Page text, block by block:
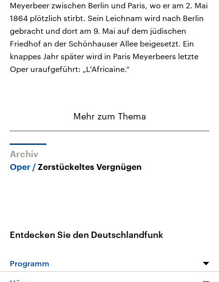
Meyerbeer zwischen Berlin und Paris, wo er am 2. Mai
1864 plötzlich stirbt. Sein Leichnam wird nach Berlin
gebracht und dort am 9. Mai auf dem jüdischen
Friedhof an der Schönhauser Allee beigesetzt. Ein
knappes Jahr später wird in Paris Meyerbeers letzte
Oper uraufgeführt: „L'Africaine.“
Mehr zum Thema
Archiv
Oper Zerstückeltes Vergnügen
Entdecken Sie den Deutschlandfunk
Programm